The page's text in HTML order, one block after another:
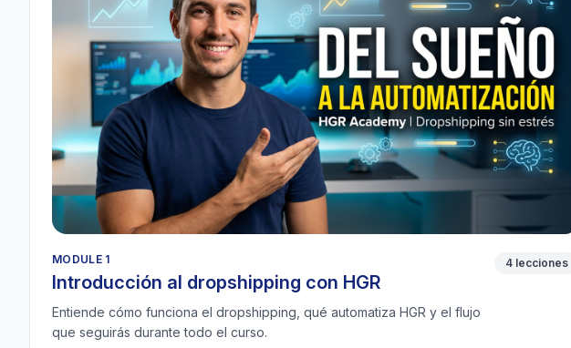
MODULE 1
Introducción al dropshipping con HGR
Entiende cómo funciona el dropshipping, qué automatiza HGR y el flujo
que seguirás durante todo el curso.
4 lecciones